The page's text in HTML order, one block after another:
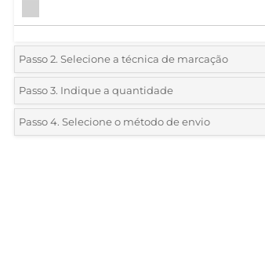
Passo 2. Selecione a técnica de marcação
*Selecione o tipo de marcação e as cores do
1 Cor (No corpo)
Passo 3. Indique a quantidade
*Quantidade mínima:5
Passo 4. Selecione o método de envio